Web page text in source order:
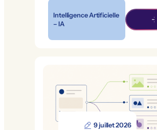
Intelligence Artificielle
– IA
9 juillet 2026